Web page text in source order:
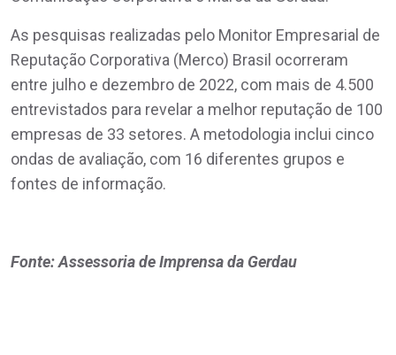
As pesquisas realizadas pelo Monitor Empresarial de
Reputação Corporativa (Merco) Brasil ocorreram
entre julho e dezembro de 2022, com mais de 4.500
entrevistados para revelar a melhor reputação de 100
empresas de 33 setores. A metodologia inclui cinco
ondas de avaliação, com 16 diferentes grupos e
fontes de informação.
Fonte: Assessoria de Imprensa da Gerdau